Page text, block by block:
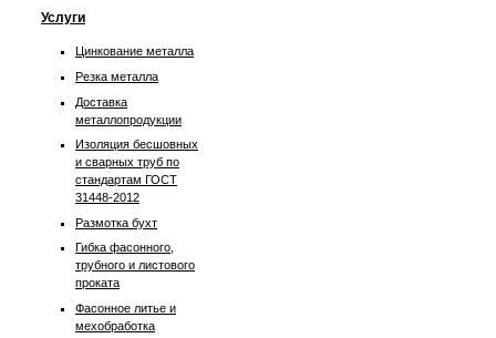
Услуги
Цинкование металла
Резка металла
Доставка
металлопродукции
Изоляция бесшовных
и сварных труб по
стандартам ГОСТ
31448-2012
Размотка бухт
Гибка фасонного,
трубного и листового
проката
Фасонное литье и
мехобработка